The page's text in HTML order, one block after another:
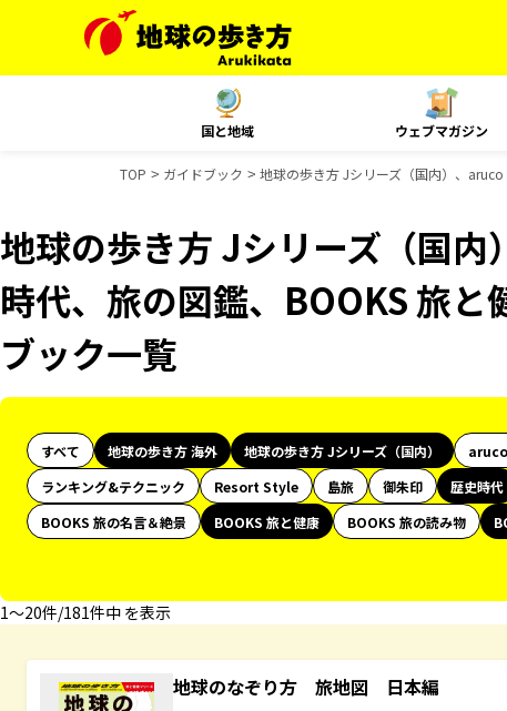
国と地域 ウェブマガジン
TOP ガイドブック 地球の歩き方 Jシリーズ（国内）、
地球の歩き方 Jシリーズ（国
時代、旅の図鑑、BOOKS 旅と
ブック一覧
すべて 地球の歩き方 海外 地球の歩き方 Jシリーズ（国内）
ランキング&テクニック
Resort Style 島旅 御朱印 歴史時代
BOOKS 旅の名言＆絶景
BOOKS 旅と健康 BOOKS 旅の読み物
1〜20件/181件中 を表示
地球のなぞり方 旅地図 日本編